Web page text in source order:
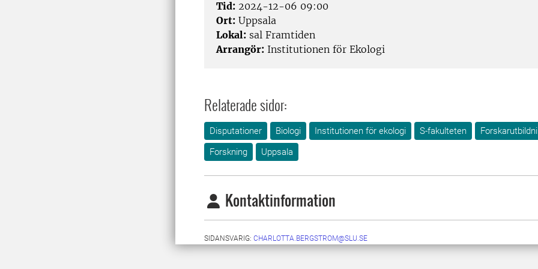
Tid: 2024-12-06 09:00
Ort: Uppsala
Lokal: sal Framtiden
Arrangör: Institutionen för Ekologi
Relaterade sidor:
Disputationer Biologi Institutionen för ekologi S-fakulteten
Forskning
Uppsala
Kontaktinformation
SIDANSVARIG: CHARLOTTA.BERGSTROM@SLU.SE